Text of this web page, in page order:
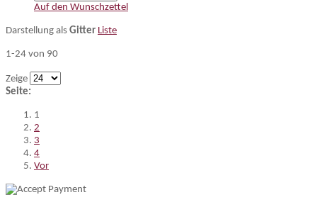
Auf den Wunschzettel
Darstellung als Gitter Liste
1-24 von 90
Zeige
Seite:
1
2
3
4
Vor